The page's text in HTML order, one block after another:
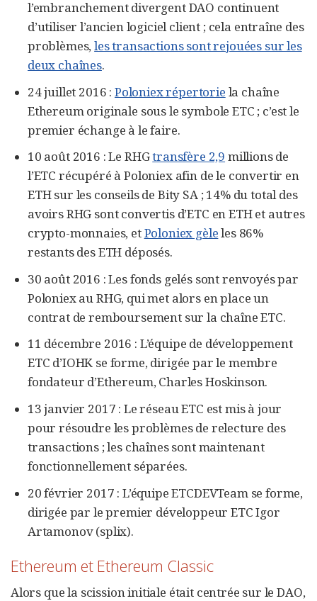
l’embranchement divergent DAO continuent
d’utiliser l’ancien logiciel client ; cela entraîne des
problèmes,les transactions sont rejouées sur les
deux chaînes.
24 juillet 2016 : Poloniex répertorie la chaîne
Ethereum originale sous le symbole ETC ; c’est le
premier échange à le faire.
10 août 2016 : Le RHGtransfère 2,9 millions de
l’ETC récupéré à Poloniex afin de le convertir en
ETH sur les conseils de Bity SA ; 14% du total des
avoirs RHG sont convertis d’ETC en ETH et autres
crypto-monnaies, etPoloniex gèleles 86%
restants des ETH déposés.
30 août 2016 : Les fonds gelés sont renvoyés par
Poloniex au RHG, qui met alors en place un
contrat de remboursement sur la chaîne ETC.
11 décembre 2016 : L’équipe de développement
ETC d’IOHK se forme, dirigée par le membre
fondateur d’Ethereum, Charles Hoskinson.
13 janvier 2017 : Le réseau ETC est mis à jour
pour résoudre les problèmes de relecture des
transactions ; les chaînes sont maintenant
fonctionnellement séparées.
20 février 2017 : L’équipe ETCDEVTeam se forme,
dirigée par le premier développeur ETC Igor
Artamonov (splix).
Ethereum et Ethereum Classic
Alors que la scission initiale était centrée sur le DAO,